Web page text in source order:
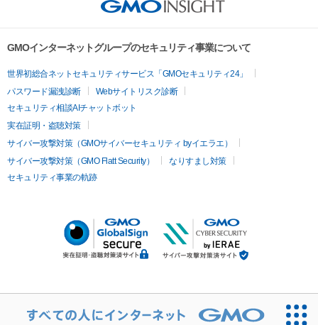
GMOインターネットグループのセキュリティ事業について
世界初総合ネットセキュリティサービス「GMOセキュリティ24」
パスワード漏洩診断
Webサイトリスク診断
セキュリティ相談AIチャットボット
実在証明・盗聴対策
サイバー攻撃対策（GMOサイバーセキュリティ byイエラエ）
サイバー攻撃対策（GMO Flatt Security）
なりすまし対策
セキュリティ事業の軌跡